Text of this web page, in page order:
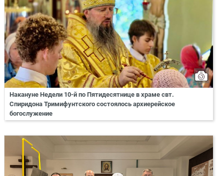
Накануне Недели 10-й по Пятидесятнице в храме свт.
Спиридона Тримифунтского состоялось архиерейское
богослужение